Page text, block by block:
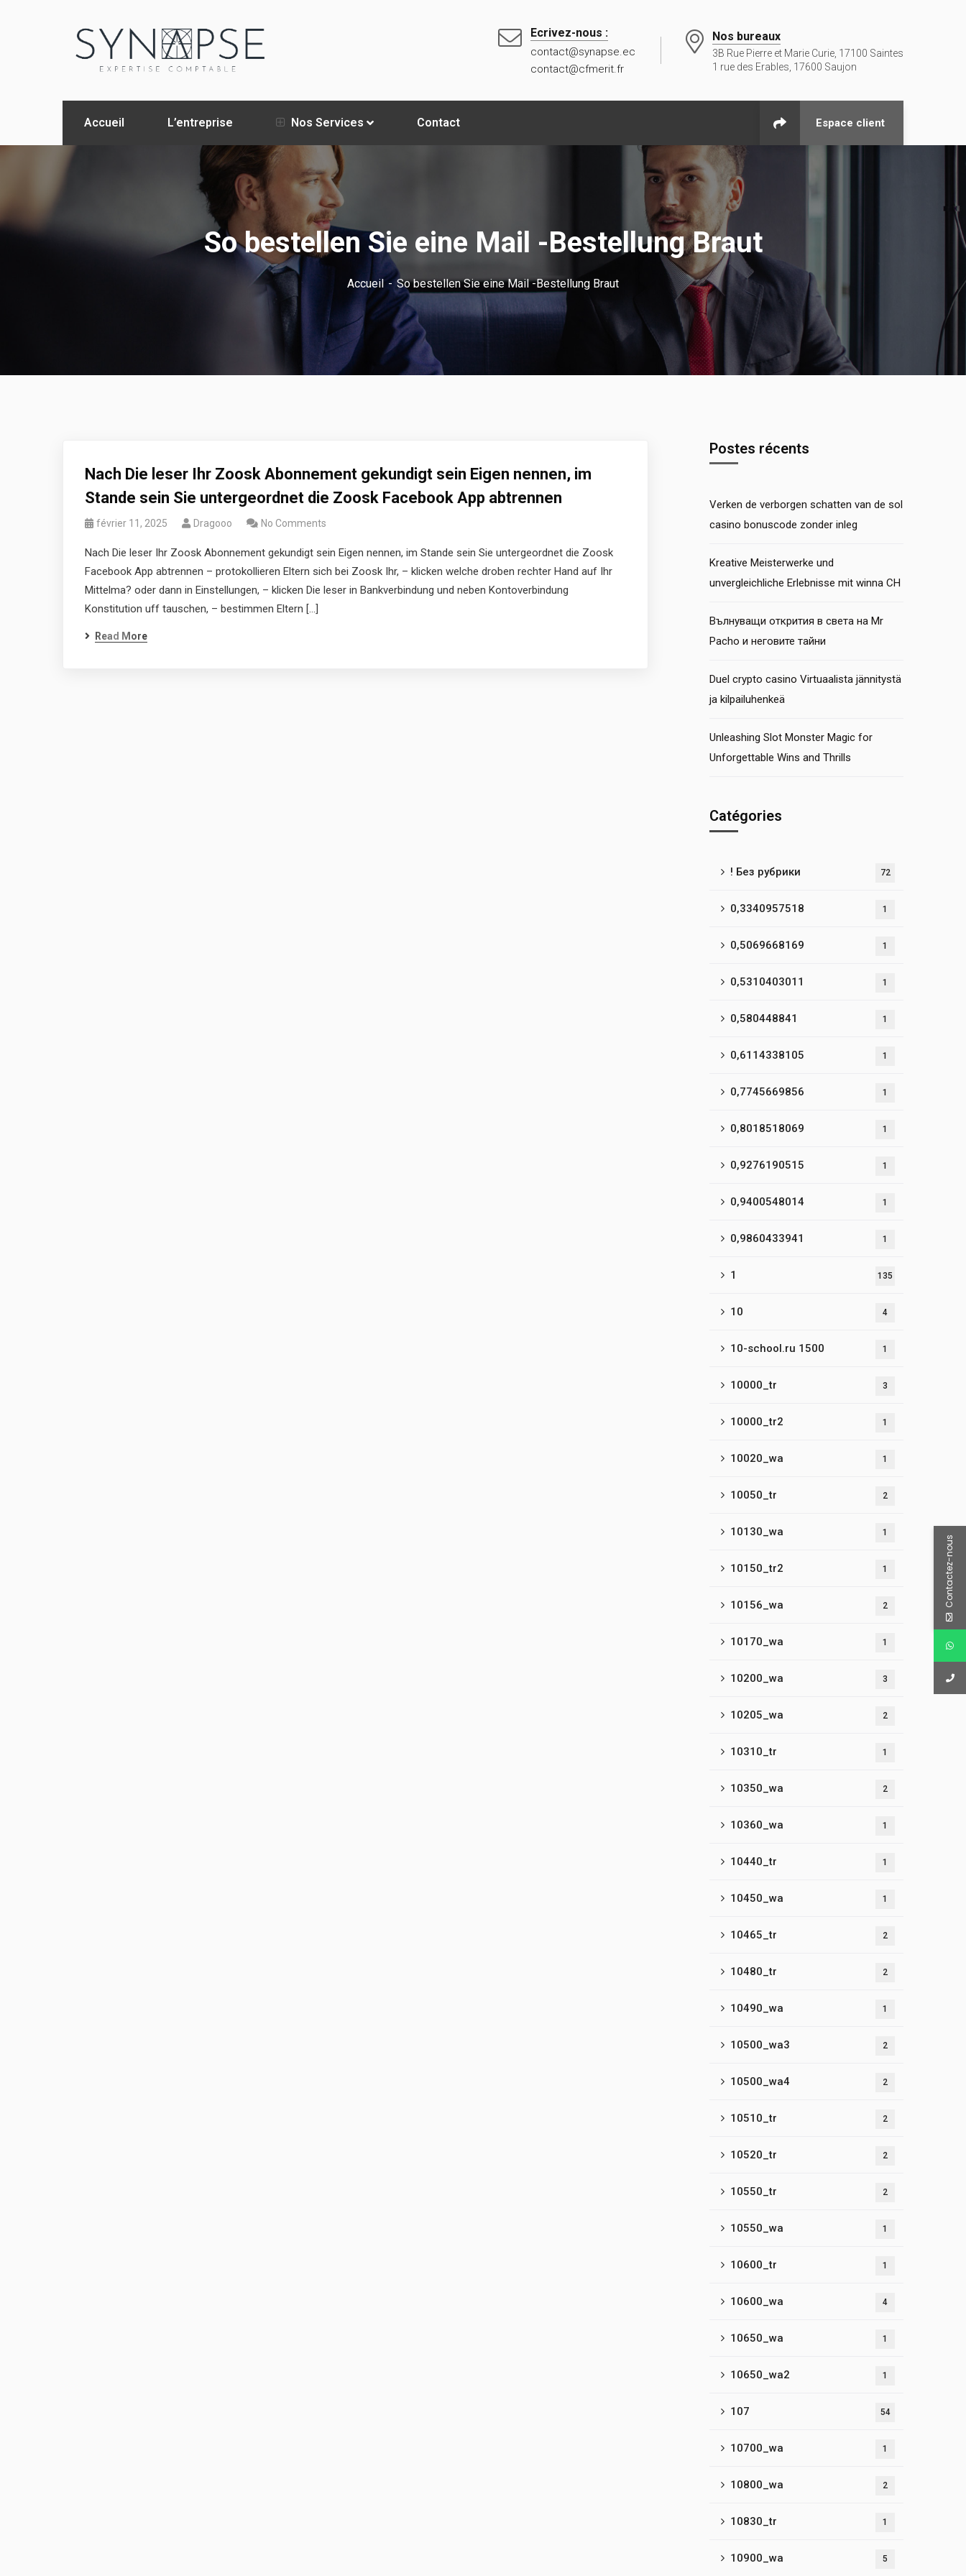
Ecrivez-nous :
contact@synapse.ec
contact@cfmerit.fr
Nos bureaux
3B Rue Pierre et Marie Curie, 17100 Saintes
1 rue des Erables, 17600 Saujon
Accueil L’entreprise Nos Services Contact Espace client
So bestellen Sie eine Mail -Bestellung Braut
Accueil So bestellen Sie eine Mail -Bestellung Braut
Nach Die leser Ihr Zoosk Abonnement gekundigt sein Eigen nennen, im
Stande sein Sie untergeordnet die Zoosk Facebook App abtrennen
février 11, 2025 Dragooo No Comments
Nach Die leser Ihr Zoosk Abonnement gekundigt sein Eigen nennen, im Stande sein Sie untergeordnet die Zoosk
Facebook App abtrennen – protokollieren Eltern sich bei Zoosk Ihr, – klicken welche droben rechter Hand auf Ihr
Mittelma? oder dann in Einstellungen, – klicken Die leser in Bankverbindung und neben Kontoverbindung
Konstitution uff tauschen, – bestimmen Eltern […]
Read More
Postes récents
Verken de verborgen schatten van de sol
casino bonuscode zonder inleg
Kreative Meisterwerke und
unvergleichliche Erlebnisse mit winna CH
Вълнуващи открития в света на Mr
Pacho и неговите тайни
Duel crypto casino Virtuaalista jännitystä
ja kilpailuhenkeä
Unleashing Slot Monster Magic for
Unforgettable Wins and Thrills
Catégories
! Без рубрики 72
0,3340957518 1
0,5069668169 1
0,5310403011 1
0,580448841 1
0,6114338105 1
0,7745669856 1
0,8018518069 1
0,9276190515 1
0,9400548014 1
0,9860433941 1
1 135
10 4
10-school.ru 1500 1
10000_tr 3
10000_tr2 1
10020_wa 1
10050_tr 2
10130_wa 1
10150_tr2 1
10156_wa 2
10170_wa 1
10200_wa 3
10205_wa 2
10310_tr 1
10350_wa 2
10360_wa 1
10440_tr 1
10450_wa 1
10465_tr 2
10480_tr 2
10490_wa 1
10500_wa3 2
10500_wa4 2
10510_tr 2
10520_tr 2
10550_tr 2
10550_wa 1
10600_tr 1
10600_wa 4
10650_wa 1
10650_wa2 1
107 54
10700_wa 1
10800_wa 2
10830_tr 1
10900_wa 5
Contactez-nous